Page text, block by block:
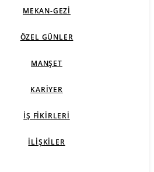
MEKAN-GEZI
ÖZEL GÜNLER
MANŞET
KARIYER
İŞ FIKIRLERI
İLIŞKILER